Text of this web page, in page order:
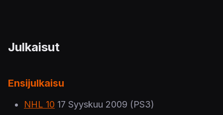
Julkaisut
Ensijulkaisu
NHL 10 17 Syyskuu 2009 (PS3)